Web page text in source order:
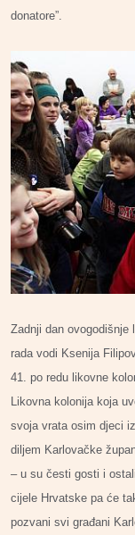
donatore”.
Zadnji dan ovogodišnje
rada vodi Ksenija
41. po redu likovne
Likovna kolonija koja
svoja vrata osim djeci
diljem Karlovačke
– u su česti gosti i
cijele Hrvatske pa će
pozvani svi građani